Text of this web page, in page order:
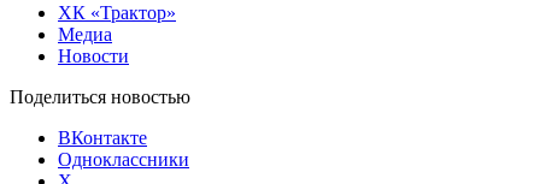
ХК «Трактор»
Медиа
Новости
Поделиться новостью
ВКонтакте
Одноклассники